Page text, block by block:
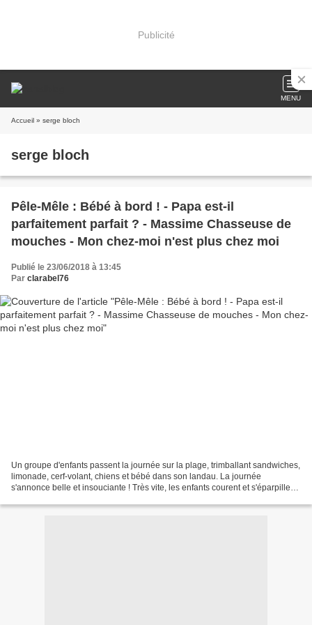
Publicité
MENU
Accueil » serge bloch
serge bloch
Pêle-Mêle : Bébé à bord ! - Papa est-il
parfaitement parfait ? - Massime Chasseuse de
mouches - Mon chez-moi n'est plus chez moi
Publié le 23/06/2018 à 13:45
Par clarabel76
Un groupe d'enfants passent la journée sur la plage, trimballant sandwiches,
limonade, cerf-volant, chiens et bébé dans son landau. La journée
s'annonce belle et insouciante ! Très vite, les enfants courent et s'éparpillent